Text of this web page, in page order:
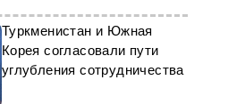
Туркменистан и Южная
Корея согласовали пути
углубления сотрудничества